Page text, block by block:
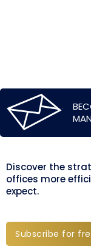
Discover the
offices more
expect.
Subscribe for